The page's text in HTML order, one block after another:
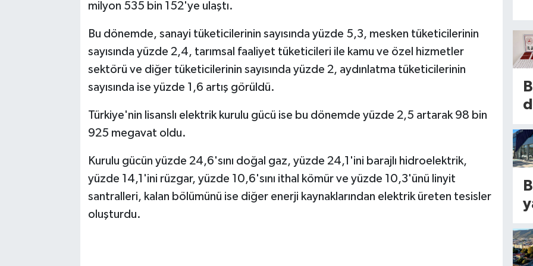
milyon 535 bin 152'ye ulaştı.
Bu dönemde, sanayi tüketicilerinin sayısında yüzde 5,3, mesken tüketicilerinin
sayısında yüzde 2,4, tarımsal faaliyet tüketicileri ile kamu ve özel hizmetler
sektörü ve diğer tüketicilerinin sayısında yüzde 2, aydınlatma tüketicilerinin
sayısında ise yüzde 1,6 artış görüldü.
Türkiye'nin lisanslı elektrik kurulu gücü ise bu dönemde yüzde 2,5 artarak 98 bin
925 megavat oldu.
Kurulu gücün yüzde 24,6'sını doğal gaz, yüzde 24,1'ini barajlı hidroelektrik,
yüzde 14,1'ini rüzgar, yüzde 10,6'sını ithal kömür ve yüzde 10,3'ünü linyit
santralleri, kalan bölümünü ise diğer enerji kaynaklarından elektrik üreten tesisler
oluşturdu.
ığı
a